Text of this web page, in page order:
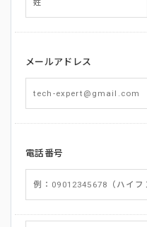
メールアドレス
電話番号